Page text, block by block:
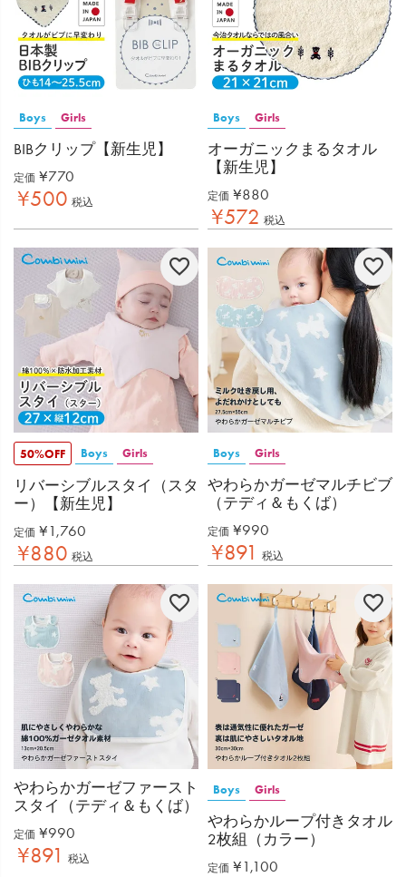
Boys Girls
BIBクリップ【新生児】
定価 ¥770
¥500 税込
Boys Girls
オーガニックまるタオル
【新生児】
定価 ¥880
¥572 税込
50%OFF Boys Girls
リバーシブルスタイ（スタ
ー）【新生児】
定価 ¥ 1,760
¥880 税込
Boys Girls
やわらかガーゼマルチビブ
（テディ＆もくば）
定価 ¥990
¥891 税込
やわらかガーゼファースト
スタイ（テディ＆もくば）
定価 ¥990
¥891 税込
Boys Girls
やわらかループ付きタオル
2枚組（カラー）
定価 ¥ 1,100